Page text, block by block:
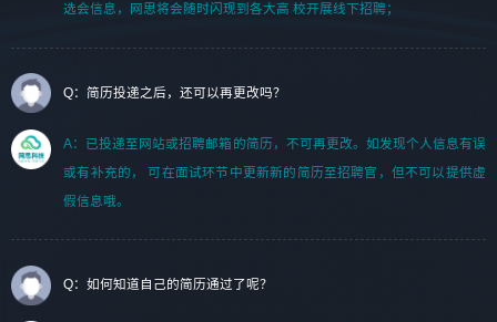
选会信息，网思将会随时闪现到各大高 校开展线下招聘；
Q：简历投递之后，还可以再更改吗？
A：已投递至网站或招聘邮箱的简历，不可再更改。如发现个人信息有误
或有补充的， 可在面试环节中更新新的简历至招聘官，但不可以提供虚
假信息哦。
Q：如何知道自己的简历通过了呢？